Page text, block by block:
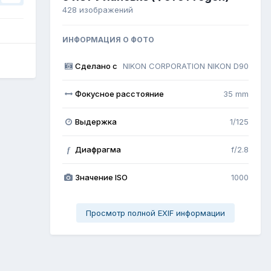
428 изображений
ИНФОРМАЦИЯ О ФОТО
Сделано с NIKON CORPORATION NIKON D90
Фокусное расстояние 35 mm
Выдержка 1/125
f Диафрагма f/2.8
Значение ISO 1000
Просмотр полной EXIF информации